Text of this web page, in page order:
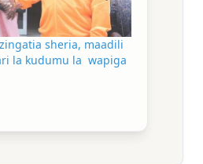
sheria, maadili
la kudumu la wapiga